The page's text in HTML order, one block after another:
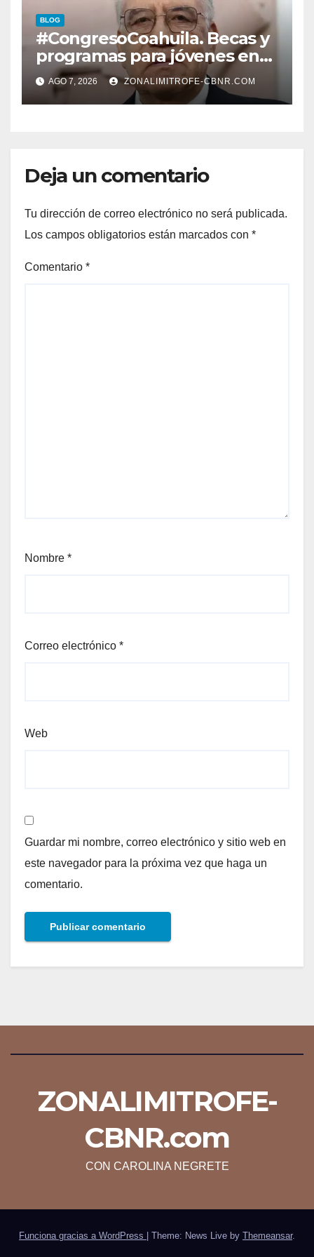
EN CARLOS REAL*
BLOG
#CongresoCoahuila. Becas y
programas para jóvenes en
áreas agropecuarias, plantea
Raúl Onofre
AGO 7, 2026 ZONALIMITROFE-CBNR.COM
Deja un comentario
Tu dirección de correo electrónico no será publicada.
Los campos obligatorios están marcados con *
Comentario *
Nombre *
Correo electrónico *
Web
Guardar mi nombre, correo electrónico y sitio web en
este navegador para la próxima vez que haga un
comentario.
ZONALIMITROFE-
CBNR.com
CON CAROLINA NEGRETE
Funciona gracias a WordPress Theme: News Live by Themeansar.